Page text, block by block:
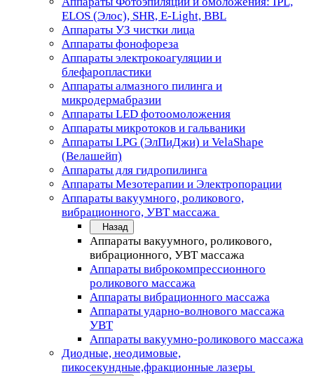
ELOS (Элос), SHR, E-Light, BBL
Аппараты УЗ чистки лица
Аппараты фонофореза
Аппараты электрокоагуляции и
блефаропластики
Аппараты алмазного пилинга и
микродермабразии
Аппараты LED фотоомоложения
Аппараты микротоков и гальваники
Аппараты LPG (ЭлПиДжи) и VelaShape
(Велашейп)
Аппараты для гидропилинга
Аппараты Мезотерапии и Электропорации
Аппараты вакуумного, роликового,
вибрационного, УВТ массажа
Назад
Аппараты вакуумного, роликового,
вибрационного, УВТ массажа
Аппараты виброкомпрессионного
роликового массажа
Аппараты вибрационного массажа
Аппараты ударно-волнового массажа
УВТ
Аппараты вакуумно-роликового массажа
Диодные, неодимовые,
пикосекундные,фракционные лазеры